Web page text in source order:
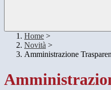
Home >
Novità >
Amministrazione